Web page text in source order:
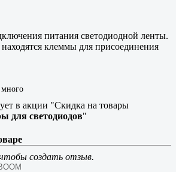
питания светодиодной ленты.
клеммы для присоединения
много
в акции "Скидка на товары
для светодиодов"
создать отзыв.